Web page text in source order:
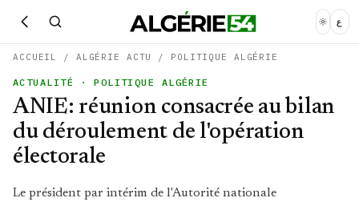
ع
ACCUEIL / ALGÉRIE ACTU / POLITIQUE ALGÉRIE
ACTUALITÉ · POLITIQUE ALGÉRIE
ANIE: réunion consacrée au bilan
du déroulement de l'opération
électorale
Le président par intérim de l'Autorité nationale